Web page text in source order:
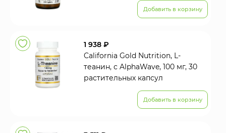
Добавить в корзину
1 938 ₽
California Gold Nutrition, L-
теанин, с AlphaWave, 100 мг, 30
растительных капсул
Добавить в корзину